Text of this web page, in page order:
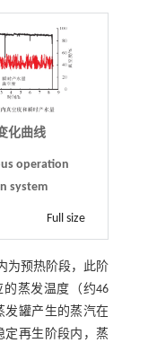
化曲线
operation
system
Full size
为预热阶段，此阶
蒸发温度（约46
罐产生的蒸汽在
定再生阶段内，蒸